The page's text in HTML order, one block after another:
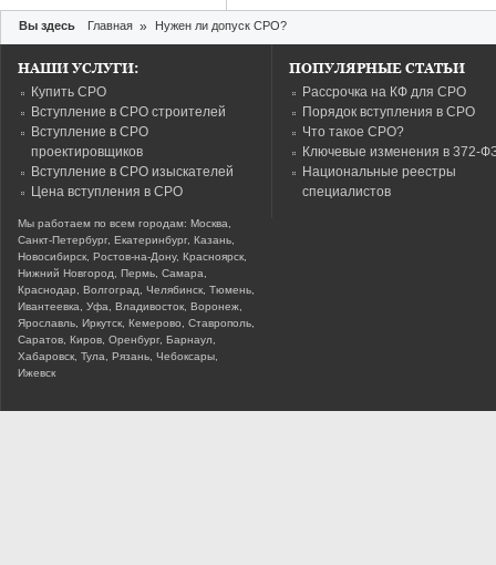
Вы здесь Главная » Нужен ли допуск СРО?
НАШИ УСЛУГИ:
Купить СРО
Вступление в СРО строителей
Вступление в СРО
проектировщиков
Вступление в СРО изыскателей
Цена вступления в СРО
Мы работаем по всем городам: Москва,
Санкт-Петербург, Екатеринбург, Казань,
Новосибирск, Ростов-на-Дону, Красноярск,
Нижний Новгород, Пермь, Самара,
Краснодар, Волгоград, Челябинск, Тюмень,
Ивантеевка, Уфа, Владивосток, Воронеж,
Ярославль, Иркутск, Кемерово, Ставрополь,
Саратов, Киров, Оренбург, Барнаул,
Хабаровск, Тула, Рязань, Чебоксары,
Ижевск
ПОПУЛЯРНЫЕ СТАТЬИ
Рассрочка на КФ для СРО
Порядок вступления в СРО
Что такое СРО?
Ключевые изменения в 372-
Национальные реестры
специалистов